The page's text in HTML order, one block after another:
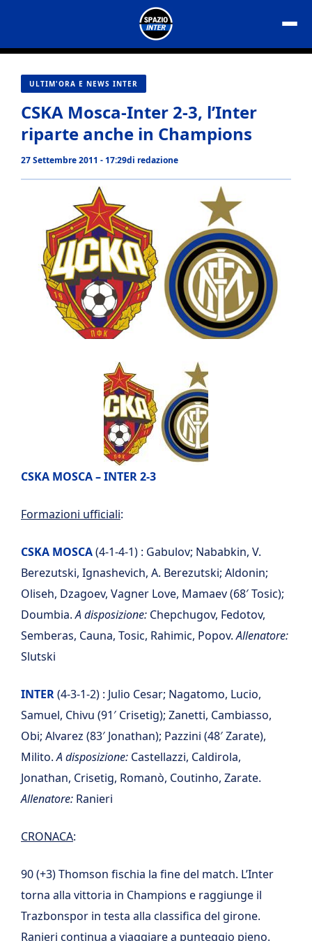
contenuto
ULTIM'ORA E NEWS INTER
CSKA Mosca-Inter 2-3, l’Inter
riparte anche in Champions
27 Settembre 2011 - 17:29di redazione
CSKA MOSCA – INTER 2-3
Formazioni ufficiali:
CSKA MOSCA(4-1-4-1) : Gabulov; Nababkin, V.
Berezutski, Ignashevich, A. Berezutski; Aldonin;
Oliseh, Dzagoev, Vagner Love, Mamaev (68′ Tosic);
Doumbia.A disposizione: Chepchugov, Fedotov,
Semberas, Cauna, Tosic, Rahimic, Popov.Allenatore:
Slutski
INTER(4-3-1-2) : Julio Cesar; Nagatomo, Lucio,
Samuel, Chivu (91′ Crisetig); Zanetti, Cambiasso,
Obi; Alvarez (83′ Jonathan); Pazzini (48′ Zarate),
Milito.A disposizione: Castellazzi, Caldirola,
Jonathan, Crisetig, Romanò, Coutinho, Zarate.
Allenatore: Ranieri
CRONACA:
90 (+3) Thomson fischia la fine del match. L’Inter
torna alla vittoria in Champions e raggiunge il
Trazbonspor in testa alla classifica del girone.
Ranieri continua a viaggiare a punteggio pieno.